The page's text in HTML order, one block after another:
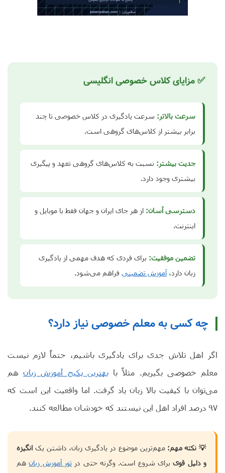
✅ مزایای کلاس خصوصی انگلیسی
سرعت بالاتر: سرعت یادگیری در کلاس خصوصی تا چند
برابر بیشتر از کلاس‌های گروهی است.
جدیت بیشتر: نسبت به کلاس‌های گروهی تعهد و پیگیری
بیشتری وجود دارد.
دسترسی آسان: از هر جای ایران و جهان فقط با موبایل و
اینترنت.
تضمین موفقیت: برای فردی که هدف مهمی از یادگیری
زبان دارد،آموزش تضمینی فراهم می‌شود.
چه کسی به معلم خصوصی نیاز دارد؟
اگر اهل تلاش جدی برای یادگیری باشیم، حتماً لازم نیست
معلم خصوصی بگیریم. مثلاً بابهترین پکیج آموزش زبانهم
می‌توان با کیفیت بالا زبان یاد گرفت. اما واقعیت این است که
۹۷ درصد افراد اهل این نیستند که خودشان مطالعه کنند.
💡 نکته مهم: مهم‌ترین موضوع در یادگیری زبان، داشتن یک انگیزه
و دلیل قویبرای شروع است. وگرنه حتی در تور آموزش زبانهم